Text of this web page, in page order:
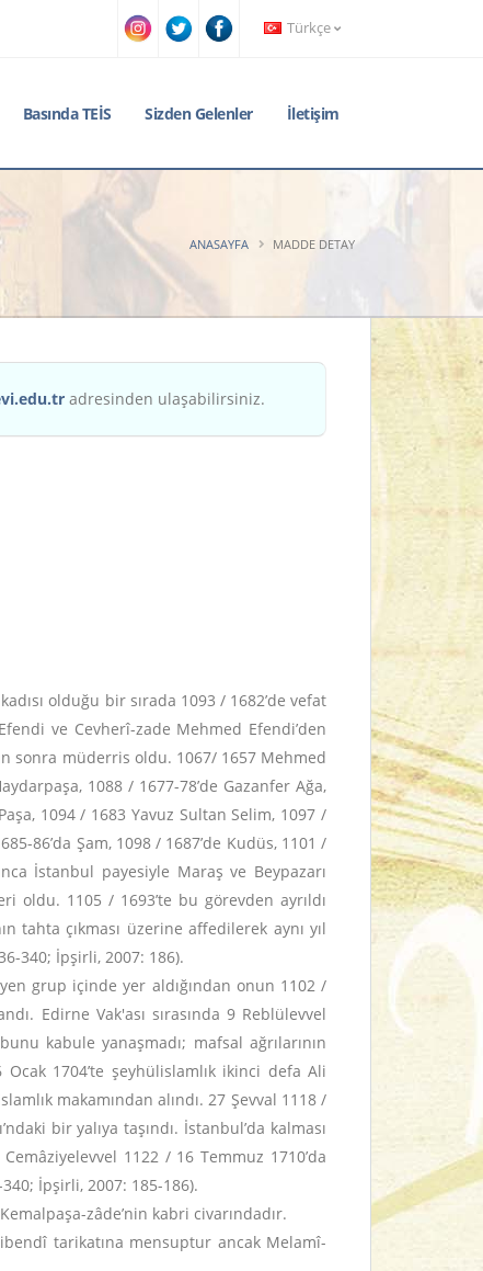
Türkçe
Basında TEİS Sizden Gelenler İletişim
ANASAYFA MADDE DETAY
adresinden ulaşabilirsiniz.
olduğu bir sırada 1093 / 1682’de vefat
ve Cevherî-zade Mehmed Efendi’den
sonra müderris oldu. 1067/ 1657 Mehmed
1088 / 1677-78’de Gazanfer Ağa,
1094 / 1683 Yavuz Sultan Selim, 1097 /
86’da Şam, 1098 / 1687’de Kudüs, 1101 /
İstanbul payesiyle Maraş ve Beypazarı
oldu. 1105 / 1693’te bu görevden ayrıldı
tahta çıkması üzerine affedilerek aynı yıl
340; İpşirli, 2007: 186).
grup içinde yer aldığından onun 1102 /
Edirne Vak'ası sırasında 9 Reblülevvel
kabule yanaşmadı; mafsal ağrılarının
1704’te şeyhülislamlık ikinci defa Ali
makamından alındı. 27 Şevval 1118 /
bir yalıya taşındı. İstanbul’da kalması
1122 / 16 Temmuz 1710’da
İpşirli, 2007: 185-186).
zâde’nin kabri civarındadır.
tarikatına mensuptur ancak Melamî-